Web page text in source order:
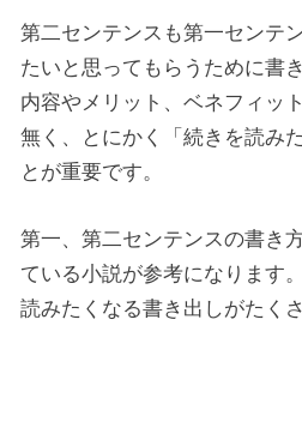
第二センテンスも第一センテ
たいと思ってもらうために書
内容やメリット、ベネフィッ
無く、とにかく「続きを読み
とが重要です。
第一、第二センテンスの書き
ている小説が参考になります
読みたくなる書き出しがたく